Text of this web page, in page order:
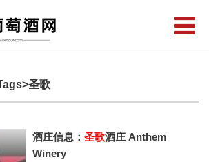
圣歌
酒庄信息：圣歌酒庄 Anthem
Winery